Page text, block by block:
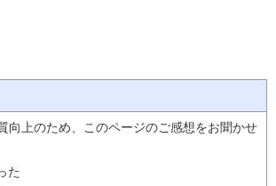
向上のため、このページのご感想をお聞かせ
た